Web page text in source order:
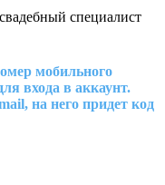
специалист
мобильного
входа в аккаунт.
на него придет код